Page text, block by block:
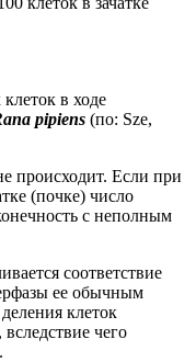
в ходе
pipiens (по: Sze,
происходит. Если при
(почке) число
с неполным
соответствие
ее обычным
клеток
чего